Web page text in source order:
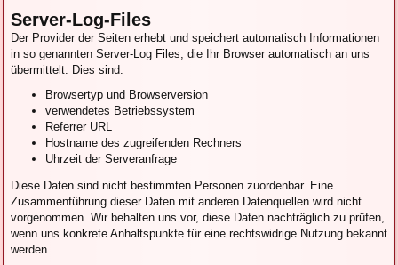
Server-Log-Files
Der Provider der Seiten erhebt und speichert automatisch Informationen
in so genannten Server-Log Files, die Ihr Browser automatisch an uns
übermittelt. Dies sind:
Browsertyp und Browserversion
verwendetes Betriebssystem
Referrer URL
Hostname des zugreifenden Rechners
Uhrzeit der Serveranfrage
Diese Daten sind nicht bestimmten Personen zuordenbar. Eine
Zusammenführung dieser Daten mit anderen Datenquellen wird nicht
vorgenommen. Wir behalten uns vor, diese Daten nachträglich zu prüfen,
wenn uns konkrete Anhaltspunkte für eine rechtswidrige Nutzung bekannt
werden.